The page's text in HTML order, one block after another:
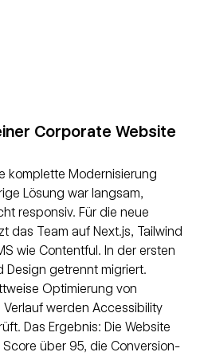
Corporate Website
komplette Modernisierung
Lösung war langsam,
responsiv. Für die neue
das Team auf Next.js, Tailwind
wie Contentful. In der ersten
Design getrennt migriert.
Optimierung von
Verlauf werden Accessibility
Das Ergebnis: Die Website
über 95, die Conversion-